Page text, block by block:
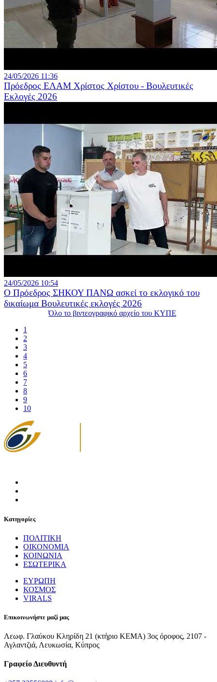
24/05/2026 11:36
Πρόεδρος ΕΛΑΜ Χρίστος Χρίστου - Βουλευτικές
Εκλογές 2026
24/05/2026 10:54
Ο Πρόεδρος ΣΗΚΟΥ ΠΑΝΩ ασκεί το εκλογικό του
δικαίωμα Βουλευτικές εκλογές 2026
Όλο το βιντεογραφικό αρχείο του ΚΥΠΕ
1
2
3
4
5
6
7
8
9
10
Κατηγορίες
ΠΟΛΙΤΙΚΗ
ΟΙΚΟΝΟΜΙΑ
ΚΟΙΝΩΝΙΑ
ΕΣΩΤΕΡΙΚΑ
ΕΥΡΩΠΗ
ΚΟΣΜΟΣ
VIRALS
Επικοινωνήστε μαζί μας
Λεωφ. Γλαύκου Κληρίδη 21 (κτήριο ΚΕΜΑ) 3ος όροφος, 2107 -
Αγλαντζιά, Λευκωσία, Κύπρος
Γραφείο Διευθυντή